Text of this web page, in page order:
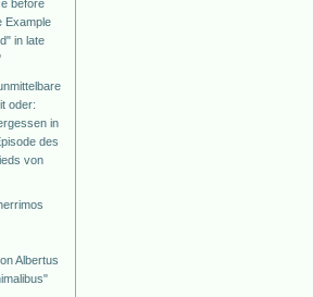
before
Example
in late
oder:
in
des
von
Albertus